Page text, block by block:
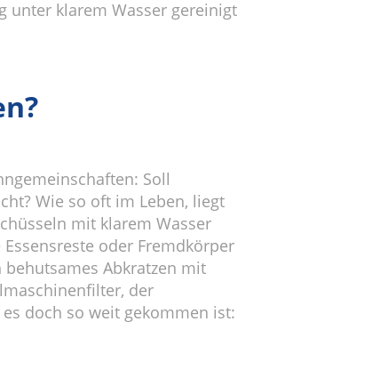
unter klarem Wasser gereinigt
Soll
Wie so oft im Leben, liegt
mit klarem Wasser
Essensreste oder Fremdkörper
Abkratzen mit
der
doch so weit gekommen ist: